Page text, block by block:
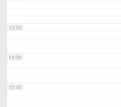
13:00
14:00
15:00